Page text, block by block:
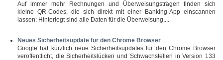
Auf immer mehr Rechnungen und Überweisungsträgen finden sich
kleine QR-Codes, die sich direkt mit einer Banking-App einscannen
lassen: Hinterlegt sind alle Daten für die Überweisung,...
Neues Sicherheitsupdate für den Chrome Browser
Google hat kürzlich neue Sicherheitsupdates für den Chrome Browser
veröffentlicht, die Sicherheitslücken und Schwachstellen in Version 133